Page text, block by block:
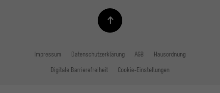
Impressum Datenschutzerklärung AGB Hausordnung
Digitale Barrierefreiheit Cookie-Einstellungen